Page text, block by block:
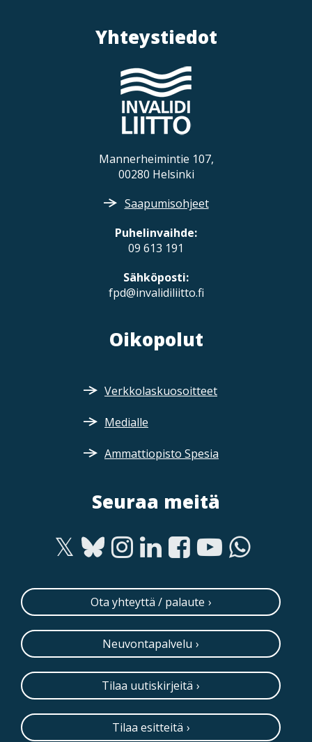
Yhteystiedot
Mannerheimintie 107,
00280 Helsinki
Saapumisohjeet
Puhelinvaihde:
09 613 191
Sähköposti:
fpd@invalidiliitto.fi
Oikopolut
Verkkolaskuosoitteet
Medialle
Ammattiopisto Spesia
Seuraa meitä
Ota yhteyttä / palaute
Neuvontapalvelu
Tilaa uutiskirjeitä
Tilaa esitteitä